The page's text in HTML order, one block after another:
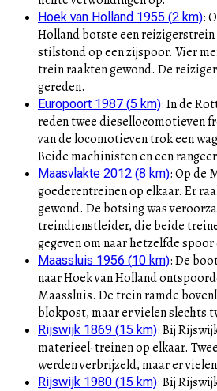
Hoek van Holland 1955 (2 km):
Holland botste een reizigerstrein
stilstond op een zijspoor. Vier
trein raakten gewond. De
gereden.
Europoort 1987 (5 km):In de
reden twee diesellocomotieven
van de locomotieven trok een
Beide machinisten en een
Maasvlakte 2012 (8 km):Op de
goederentreinen op elkaar. Er
gewond. De botsing was
treindienstleider, die beide
gegeven om naar hetzelfde
Maassluis 1956 (10 km):De
naar Hoek van Holland
Maassluis. De trein ramde
blokpost, maar er vielen slechts
Rijswijk 1869 (15 km):Bij
materieel-treinen op elkaar.
werden verbrijzeld, maar er
Rijswijk 1980 (15 km):Bij